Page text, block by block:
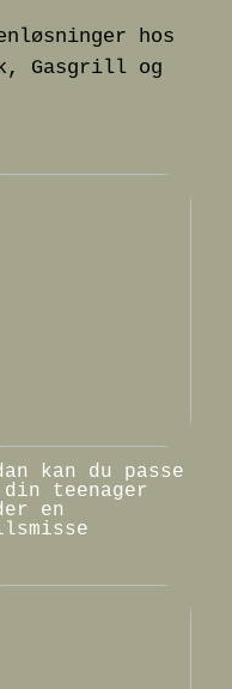
hos
Gasgrill og
kan du passe
din teenager
en